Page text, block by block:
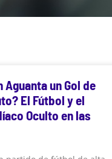
Aguanta un Gol de
El Fútbol y el
Oculto en las